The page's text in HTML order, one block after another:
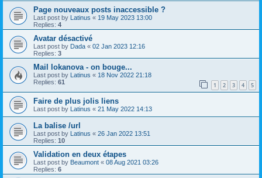
Page nouveaux posts inaccessible ?
Last post by Latinus « 19 May 2023 13:00
Replies: 4
Avatar désactivé
Last post by Dada « 02 Jan 2023 12:16
Replies: 3
Mail lokanova - on bouge...
Last post by Latinus « 18 Nov 2022 21:18
Replies: 61 1 2 3 4 5
Faire de plus jolis liens
Last post by Latinus « 21 May 2022 14:13
La balise /url
Last post by Latinus « 26 Jan 2022 13:51
Replies: 10
Validation en deux étapes
Last post by Beaumont « 08 Aug 2021 03:26
Replies: 6